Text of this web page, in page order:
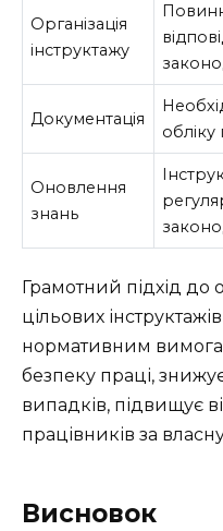
Організація
інструктажу
Документація
обліку
Оновлення
знань
Грамотний підхід до
цільових
нормативним
безпеку праці,
випадків, підвищує
працівників за
Висновок